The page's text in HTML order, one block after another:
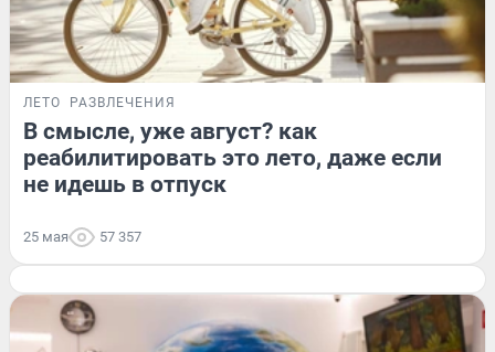
ЛЕТО РАЗВЛЕЧЕНИЯ
В смысле, уже август? как
реабилитировать это лето, даже если
не идешь в отпуск
25 мая 57 357